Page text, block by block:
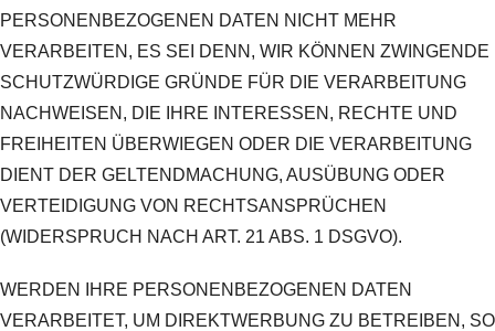
PERSONENBEZOGENEN DATEN NICHT MEHR
VERARBEITEN, ES SEI DENN, WIR KÖNNEN ZWINGENDE
SCHUTZWÜRDIGE GRÜNDE FÜR DIE VERARBEITUNG
NACHWEISEN, DIE IHRE INTERESSEN, RECHTE UND
FREIHEITEN ÜBERWIEGEN ODER DIE VERARBEITUNG
DIENT DER GELTENDMACHUNG, AUSÜBUNG ODER
VERTEIDIGUNG VON RECHTSANSPRÜCHEN
(WIDERSPRUCH NACH ART. 21 ABS. 1 DSGVO).
WERDEN IHRE PERSONENBEZOGENEN DATEN
VERARBEITET, UM DIREKTWERBUNG ZU BETREIBEN, SO